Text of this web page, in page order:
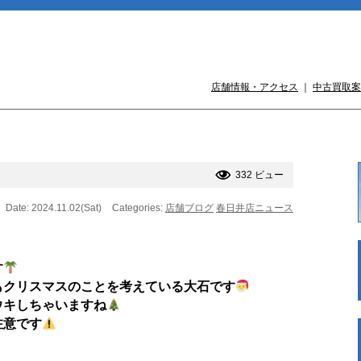
店舗情報・アクセス 中古買取
332 ビュー
Date: 2024.11.02(Sat) Categories: 店舗ブログ 春日井店ニュース
リスマスのことを考えている大石です
しちゃいますね
意です